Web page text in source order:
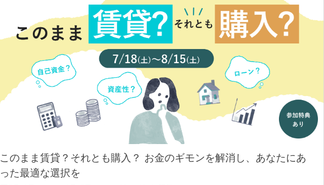
このまま賃貸？それとも購入？ お金のギモンを解消し、あなたにあ
った最適な選択を